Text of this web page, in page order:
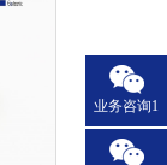
业务咨询1